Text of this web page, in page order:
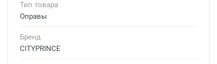
Тип товара
Оправы
Бренд
CITYPRINCE